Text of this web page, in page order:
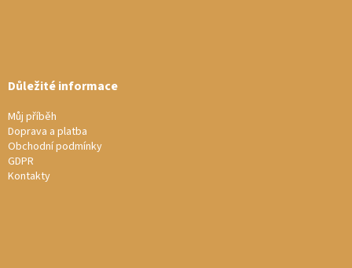
Důležité informace
Můj příběh
Doprava a platba
Obchodní podmínky
GDPR
Kontakty